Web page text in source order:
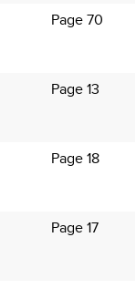
Page 70
Page 13
Page 18
Page 17